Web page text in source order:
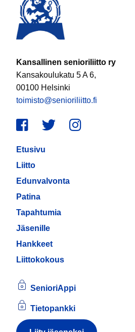
Kansallinen senioriliitto ry
Kansakoulukatu 5 A 6,
00100 Helsinki
toimisto@senioriliitto.fi
Facebook
TwitterInstagram
Etusivu
Liitto
Edunvalvonta
Patina
Tapahtumia
Jäsenille
Hankkeet
Liittokokous
SenioriAppi
Tietopankki